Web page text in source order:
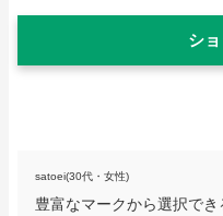
シ
satoei(30代・女性)
豊富なマークから選択で